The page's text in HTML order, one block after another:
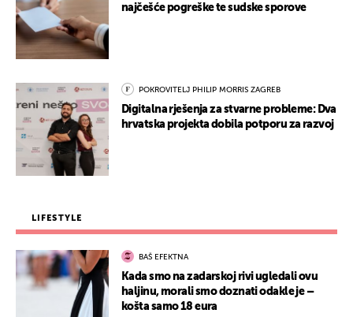
najčešće pogreške te sudske sporove
POKROVITELJ PHILIP MORRIS ZAGREB
Digitalna rješenja za stvarne probleme: Dva
hrvatska projekta dobila potporu za razvoj
LIFESTYLE
BAŠ EFEKTNA
Kada smo na zadarskoj rivi ugledali ovu
haljinu, morali smo doznati odakle je –
košta samo 18 eura